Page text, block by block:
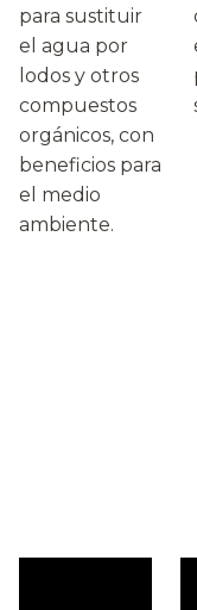
para sustituir
el agua por
lodos y otros
compuestos
orgánicos, con
beneficios para
el medio
ambiente.